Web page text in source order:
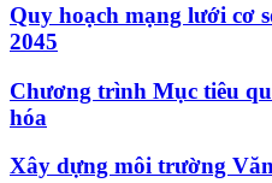
Quy hoạch mạng lưới cơ
2045
Chương trình Mục tiêu
hóa
Xây dựng môi trường